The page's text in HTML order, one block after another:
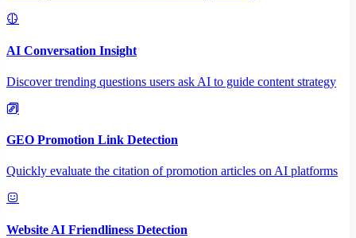
AI Conversation Insight
Discover trending questions users ask AI to guide content strategy
GEO Promotion Link Detection
Quickly evaluate the citation of promotion articles on AI platforms
Website AI Friendliness Detection